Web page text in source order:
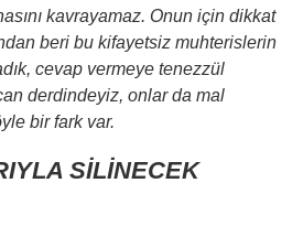
kavrayamaz. Onun için dikkat
beri bu kifayetsiz muhterislerin
cevap vermeye tenezzül
derdindeyiz, onlar da mal
bir fark var.
SİLİNECEK